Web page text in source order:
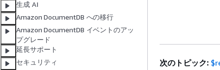
生成 AI
Amazon DocumentDB への移行
Amazon DocumentDB イベントのアッ
プグレード
延長サポート
セキュリティ
次のトピック: